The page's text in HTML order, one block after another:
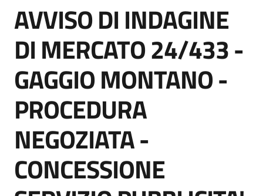
e
strumenti
acquisto
Supporto
Piattaforme
telematiche
Salta al contenuto
AVVISO DI INDAGINE
DI MERCATO 24/433 -
GAGGIO MONTANO -
PROCEDURA
NEGOZIATA -
CONCESSIONE